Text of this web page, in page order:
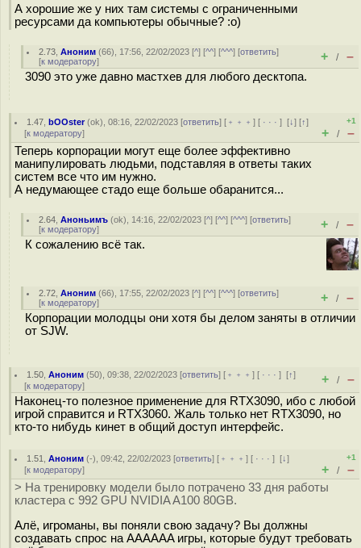
А хорошие же у них там системы с ограниченными
ресурсами да компьютеры обычные? :о)
2.73 ,Аноним (66), 17:56, 22/02/2023 [^] [^^] [^^^] [ответить]
[к модератору] + / –
3090 это уже давно мастхев для любого десктопа.
1.47 ,bOOster(ok), 08:16, 22/02/2023 [ответить] [ ﹢﹢﹢] [ · · ·][↓] [↑]
[к модератору]
+1
+ / –
Теперь корпорации могут еще более эффективно
манипулировать людьми, подставляя в ответы таких
систем все что им нужно.
А недумающее стадо еще больше обаранится...
2.64 ,Аноньимъ (ok), 14:16, 22/02/2023 [^] [^^] [^^^] [ответить]
[к модератору] + / –
К сожалению всё так.
2.72 ,Аноним (66), 17:55, 22/02/2023 [^] [^^] [^^^] [ответить]
[к модератору] + / –
Корпорации молодцы они хотя бы делом заняты в отличии
от SJW.
1.50 ,Аноним (50), 09:38, 22/02/2023 [ответить] [ ﹢﹢﹢] [ · · ·][↑]
[к модератору] + / –
Наконец-то полезное применение для RTX3090, ибо с любой
игрой справится и RTX3060. Жаль только нет RTX3090, но
кто-то нибудь кинет в общий доступ интерфейс.
1.51 ,Аноним (-), 09:42, 22/02/2023 [ответить] [ ﹢﹢﹢] [ · · ·][↓]
[к модератору]
+1
+ / –
> На тренировку модели было потрачено 33 дня работы
кластера с 992 GPU NVIDIA A100 80GB.
Алё, игроманы, вы поняли свою задачу? Вы должны
создавать спрос на AAAAAA игры, которые будут требовать